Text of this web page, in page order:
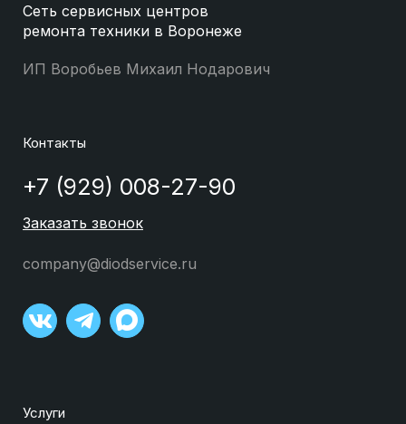
Сеть сервисных центров
ремонта техники в Воронеже
ИП Воробьев Михаил Нодарович
Контакты
+7 (929) 008-27-90
Заказать звонок
company@diodservice.ru
Услуги